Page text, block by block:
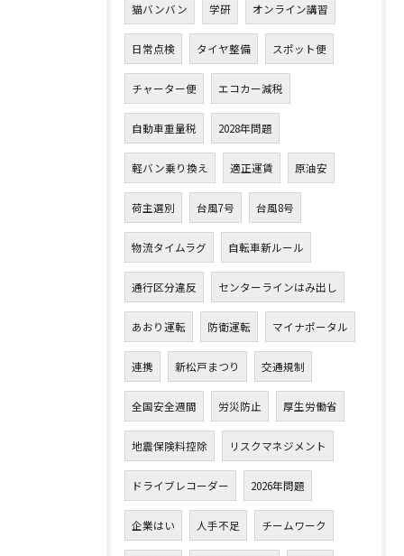
猫バンバン 学研 オンライン講習
日常点検 タイヤ整備 スポット便
チャーター便 エコカー減税
自動車重量税 2028年問題
軽バン乗り換え 適正運賃 原油安
荷主選別 台風7号 台風8号
物流タイムラグ 自転車新ルール
通行区分違反 センターラインはみ出し
あおり運転 防衛運転 マイナポータル
連携 新松戸まつり 交通規制
全国安全週間 労災防止 厚生労働省
地震保険料控除 リスクマネジメント
ドライブレコーダー 2026年問題
企業はい 人手不足 チームワーク